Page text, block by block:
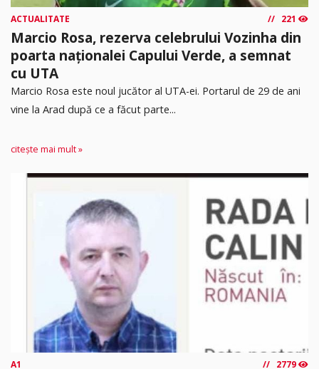
ACTUALITATE 221
Marcio Rosa, rezerva celebrului Vozinha din
poarta naționalei Capului Verde, a semnat
cu UTA
Marcio Rosa este noul jucător al UTA-ei. Portarul de 29 de ani
vine la Arad după ce a făcut parte...
citește mai mult »
A1 2779